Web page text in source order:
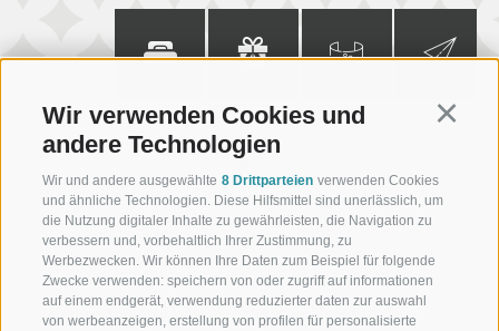
Wir verwenden Cookies und
andere Technologien
Wir und andere ausgewählte 8 Drittparteien verwenden Cookies
und ähnliche Technologien. Diese Hilfsmittel sind unerlässlich, um
die Nutzung digitaler Inhalte zu gewährleisten, die Navigation zu
verbessern und, vorbehaltlich Ihrer Zustimmung, zu
Werbezwecken. Wir können Ihre Daten zum Beispiel für folgende
Zwecke verwenden: speichern von oder zugriff auf informationen
auf einem endgerät, verwendung reduzierter daten zur auswahl
von werbeanzeigen, erstellung von profilen für personalisierte
Zimmer Gutschein 360° Tour Newsletter
+39 0473 945623
info@schennerhof.com
Schennastraße 3 | I-39017 Schenna - Meran